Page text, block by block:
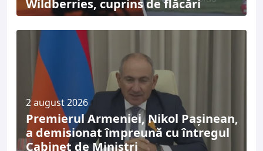
Wildberries, cuprins de flăcări
2 august 2026
Premierul Armeniei, Nikol Pașinean,
a demisionat împreună cu întregul
Cabinet de Miniștri